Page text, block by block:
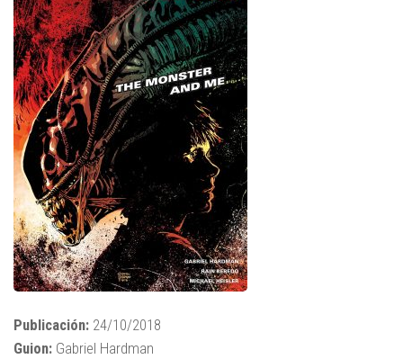
Publicación: 24/10/2018
Guion: Gabriel Hardman